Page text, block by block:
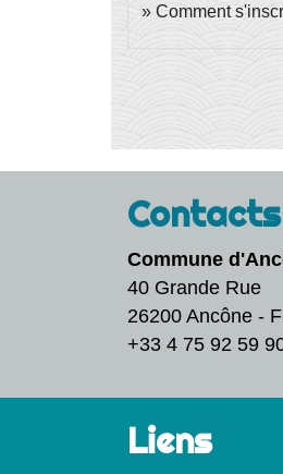
Comment
Contacts
Commune
40 Grande Rue
26200 Ancône -
+33 4 75 92 59
Liens